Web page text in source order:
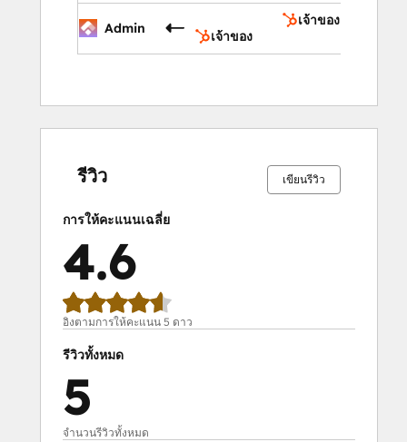
Admin
เจ้าของ
เจ้าของ
รีวิว เขียนรีวิว
การให้คะแนนเฉลี่ย
4.6
อิงตามการให้คะแนน 5 ดาว
รีวิวทั้งหมด
5
จำนวนรีวิวทั้งหมด
0%
0%
0%
60%
40%